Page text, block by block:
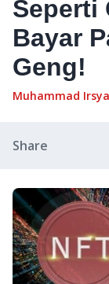
Seperti
Bayar
Geng!
Muhammad
Share